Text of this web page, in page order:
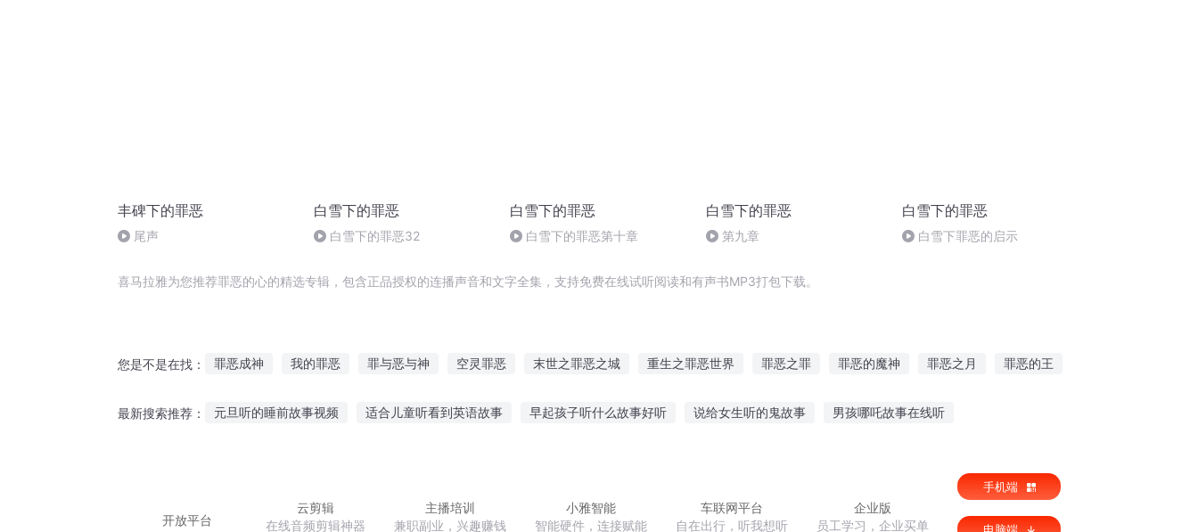
丰碑下的罪恶
尾声
白雪下的罪恶
白雪下的罪恶32
白雪下的罪恶
白雪下的罪恶第十章
白雪下的罪恶
第九章
白雪下的罪恶
白雪下罪恶的启示
喜马拉雅为您推荐罪恶的心的精选专辑，包含正品授权的连播声音和文字全集，支持免费在线试听阅读和有声书MP3打包下载。
您是不是在找： 罪恶成神 我的罪恶 罪与恶与神 空灵罪恶 末世之罪恶之城 重生之罪恶世界 罪恶之罪 罪恶的魔神 罪恶之月 罪恶的王
最新搜索推荐： 元旦听的睡前故事视频 适合儿童听看到英语故事 早起孩子听什么故事好听 说给女生听的鬼故事 男孩哪吒故事在线听
开放平台
云剪辑
在线音频剪辑神器
主播培训
兼职副业，兴趣赚钱
小雅智能
智能硬件，连接赋能
车联网平台
自在出行，听我想听
企业版
员工学习，企业买单
手机端